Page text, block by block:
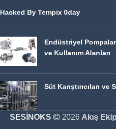
Hacked By Tempix 0day
Endüstriyel
ve Kullanım Alanları
Süt Karıştırıcıları ve
SESİNOKS 2026 Akış